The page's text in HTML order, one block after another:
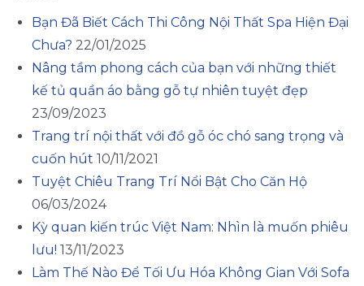
Bạn Đã Biết Cách Thi Công Nội Thất Spa Hiện Đại
Chưa? 22/01/2025
Nâng tầm phong cách của bạn với những thiết
kế tủ quần áo bằng gỗ tự nhiên tuyệt đẹp
23/09/2023
Trang trí nội thất với đồ gỗ óc chó sang trọng và
cuốn hút 10/11/2021
Tuyệt Chiêu Trang Trí Nổi Bật Cho Căn Hộ
06/03/2024
Kỳ quan kiến trúc Việt Nam: Nhìn là muốn phiêu
lưu! 13/11/2023
Làm Thế Nào Để Tối Ưu Hóa Không Gian Với Sofa